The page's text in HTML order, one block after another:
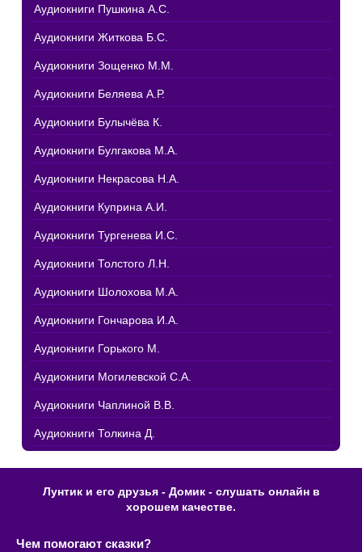
Аудиокниги Пушкина А.С.
Аудиокниги Житкова Б.С.
Аудиокниги Зощенко М.М.
Аудиокниги Беляева А.Р.
Аудиокниги Булычёва К.
Аудиокниги Булгакова М.А.
Аудиокниги Некрасова Н.А.
Аудиокниги Куприна А.И.
Аудиокниги Тургенева И.С.
Аудиокниги Толстого Л.Н.
Аудиокниги Шолохова М.А.
Аудиокниги Гончарова И.А.
Аудиокниги Горького М.
Аудиокниги Могилевской С.А.
Аудиокниги Чаплиной В.В.
Аудиокниги Толкина Д.
Лунтик и его друзья - Домик - слушать онлайн в
хорошем качестве.
Чем помогают сказки?